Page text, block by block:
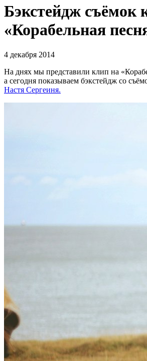
Бэкстейдж съёмок
«Корабельная
4 декабря 2014
На днях мы представили клип на
а сегодня показываем бэкстейдж со
Настя Сергеиня.